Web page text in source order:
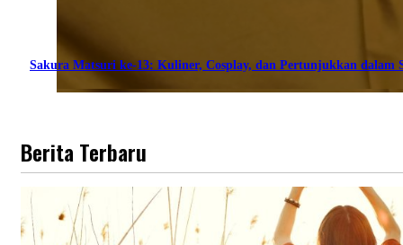
Sakura Matsuri ke-13: Kuliner, Cosplay, dan Pertunjukkan dalam
Berita Terbaru